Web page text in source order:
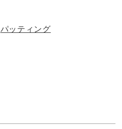
パッティング